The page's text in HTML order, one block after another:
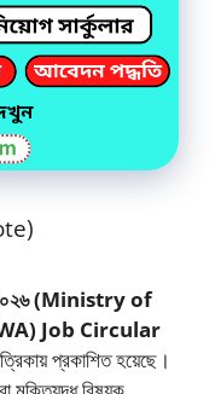
(Ministry of
Job Circular
প্রকাশিত হয়েছে।